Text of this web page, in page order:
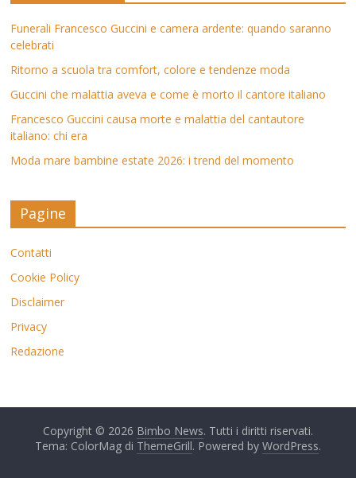
Funerali Francesco Guccini e camera ardente: quando saranno
celebrati
Ritorno a scuola tra comfort, colore e tendenze moda
Guccini che malattia aveva e come è morto il cantore italiano
Francesco Guccini causa morte e malattia del cantautore
italiano: chi era
Moda mare bambine estate 2026: i trend del momento
Pagine
Contatti
Cookie Policy
Disclaimer
Privacy
Redazione
Copyright © 2026 Bimbo News. Tutti i diritti riservati.
Tema: ColorMag di ThemeGrill. Powered by WordPress.